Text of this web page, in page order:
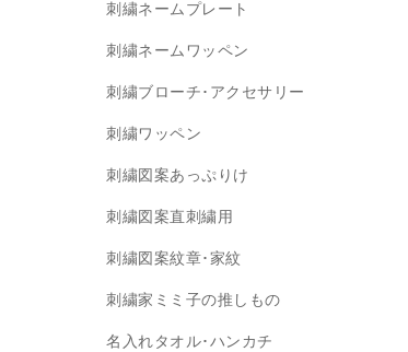
刺繍ネームプレート
刺繍ネームワッペン
刺繍ブローチ･アクセサリー
刺繍ワッペン
刺繍図案あっぷりけ
刺繍図案直刺繍用
刺繍図案紋章･家紋
刺繍家ミミ子の推しもの
名入れタオル･ハンカチ